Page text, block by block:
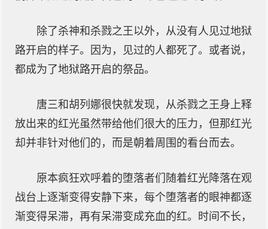
除了杀神和杀戮之王以外，从没有人见过地狱
路开启的样子。因为，见过的人都死了。或者说，
都成为了地狱路开启的祭品。
唐三和胡列娜很快就发现，从杀戮之王身上释
放出来的红光虽然带给他们很大的压力，但那红光
却并非针对他们的，而是朝着周围的看台而去。
原本疯狂欢呼着的堕落者们随着红光降落在观
战台上逐渐变得安静下来，每个堕落者的眼神都逐
渐变得呆滞，再有呆滞变成充血的红。时间不长，